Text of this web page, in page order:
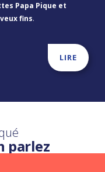
Papa Pique et
fins.
LIRE
parlez